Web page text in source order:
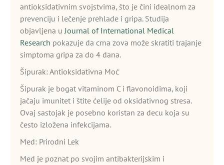
antioksidativnim svojstvima, što je čini idealnom za
prevenciju i lečenje prehlade i gripa. Studija
objavljena uJournal of International Medical
Research pokazuje da crna zova može skratiti trajanje
simptoma gripa za do 4 dana.
Šipurak: Antioksidativna Moć
Šipurak je bogat vitaminom C i flavonoidima, koji
jačaju imunitet i štite ćelije od oksidativnog stresa.
Ovaj sastojak je posebno koristan za decu koja su
često izložena infekcijama.
Med: Prirodni Lek
Med je poznat po svojim antibakterijskim i